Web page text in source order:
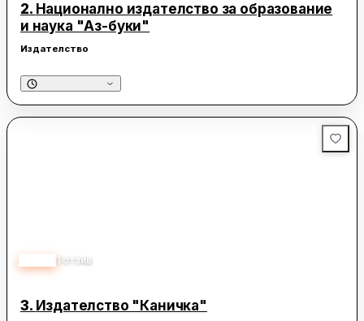
2. Национално издателство за образование
и наука "Аз-буки"
Издателство
1 отзив
3. Издателство "Каничка"